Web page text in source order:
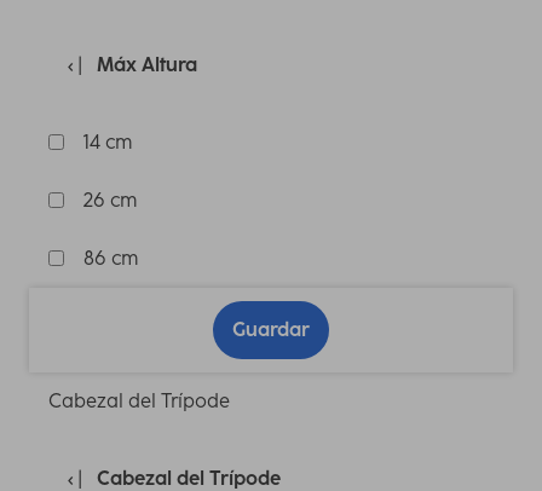
Máx Altura
14 cm
26 cm
86 cm
Guardar
Cabezal del Trípode
Cabezal del Trípode